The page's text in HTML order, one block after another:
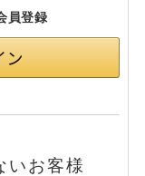
員登録
いお客様